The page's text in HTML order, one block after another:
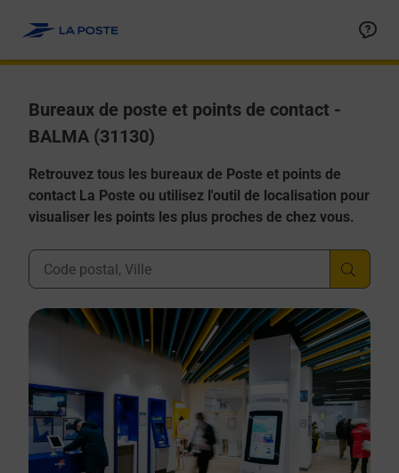
Bureaux de poste et points de contact -
BALMA (31130)
Retrouvez tous les bureaux de Poste et points de
contact La Poste ou utilisez l'outil de localisation pour
visualiser les points les plus proches de chez vous.
Ville, Département, Code Postal